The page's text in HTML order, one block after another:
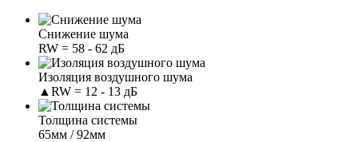
Снижение шума
RW = 58 - 62 дБ
Изоляция воздушного шума
▲RW = 12 - 13 дБ
Толщина системы
65мм / 92мм